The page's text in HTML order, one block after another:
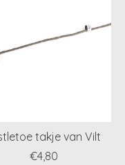
takje van Vilt
€4,80